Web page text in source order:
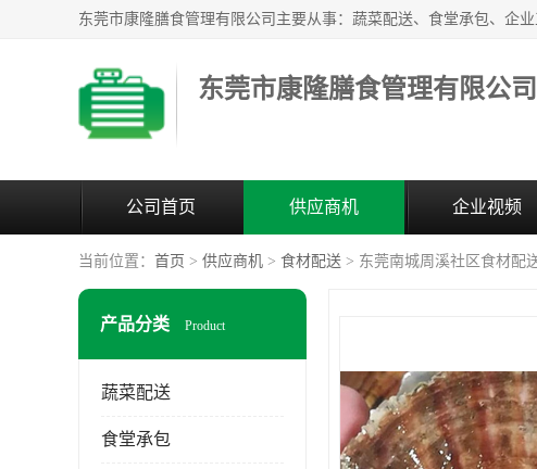
东莞市康隆膳食管理有限公司
公司首页 供应商机 企业视频
当前位置： 首页 > 供应商机 > 食材配送 > 东莞南城周溪社区食材配
产品分类 Product
蔬菜配送
食堂承包